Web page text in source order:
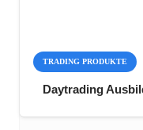
TRADING PRODUKTE
Daytrading